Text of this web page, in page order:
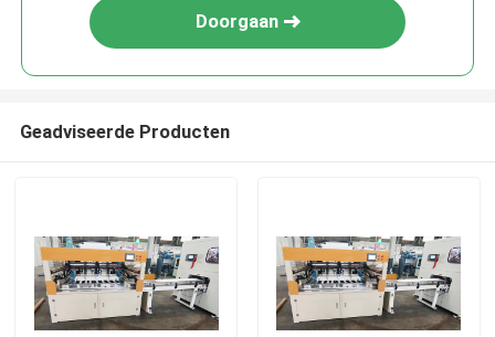
Doorgaan
Geadviseerde Producten